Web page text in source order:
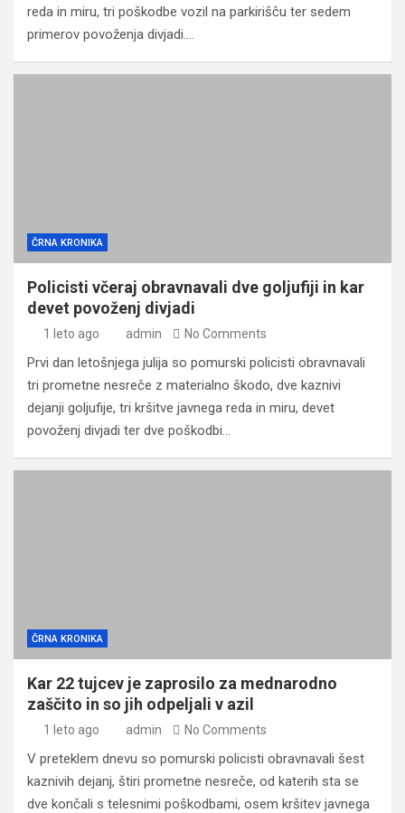
reda in miru, tri poškodbe vozil na parkirišču ter sedem
primerov povoženja divjadi.…
ČRNA KRONIKA
Policisti včeraj obravnavali dve goljufiji in kar
devet povoženj divjadi
1 leto ago admin No Comments
Prvi dan letošnjega julija so pomurski policisti obravnavali
tri prometne nesreče z materialno škodo, dve kaznivi
dejanji goljufije, tri kršitve javnega reda in miru, devet
povoženj divjadi ter dve poškodbi…
ČRNA KRONIKA
Kar 22 tujcev je zaprosilo za mednarodno
zaščito in so jih odpeljali v azil
1 leto ago admin No Comments
V preteklem dnevu so pomurski policisti obravnavali šest
kaznivih dejanj, štiri prometne nesreče, od katerih sta se
dve končali s telesnimi poškodbami, osem kršitev javnega